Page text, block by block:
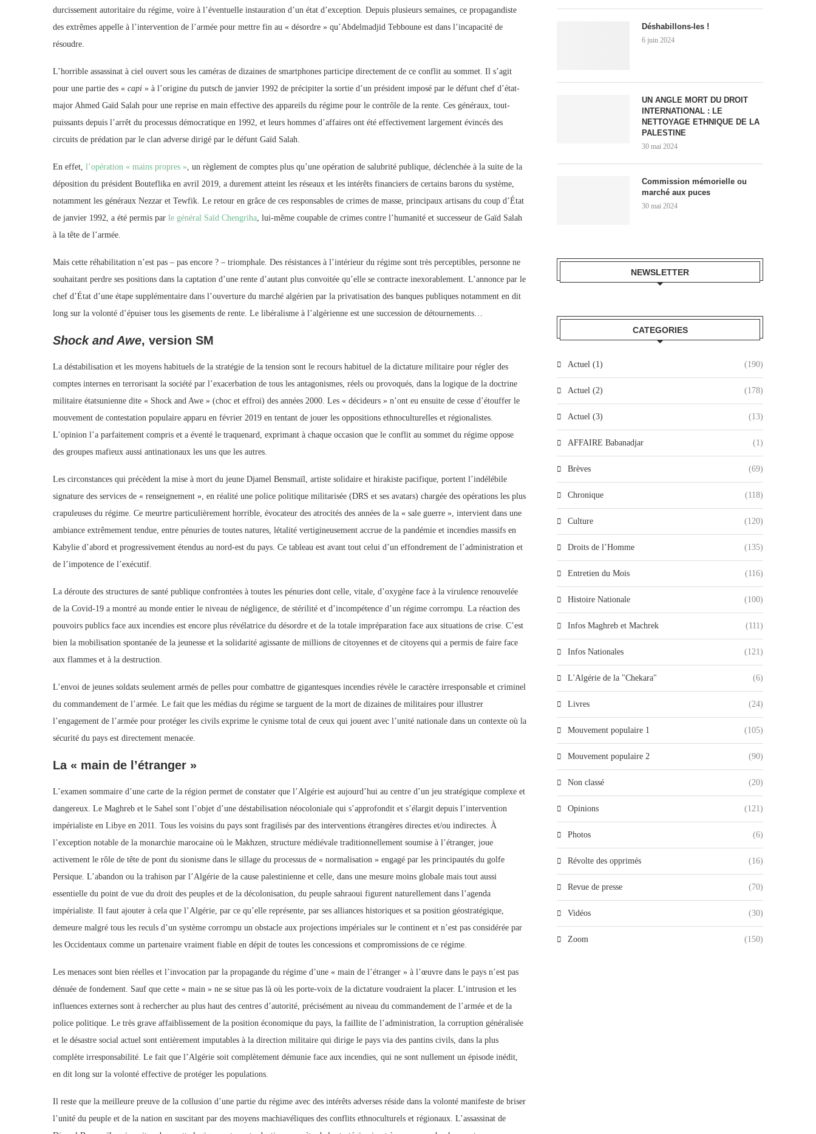
durcissement autoritaire du régime, voire à l’éventuelle instauration d’un état d’exception. Depuis plusieurs semaines, ce propagandiste
des extrêmes appelle à l’intervention de l’armée pour mettre fin au « désordre » qu’Abdelmadjid Tebboune est dans l’incapacité de
résoudre.
L’horrible assassinat à ciel ouvert sous les caméras de dizaines de smartphones participe directement de ce conflit au sommet. Il s’agit
pour une partie des « capi » à l’origine du putsch de janvier 1992 de précipiter la sortie d’un président imposé par le défunt chef d’état-
major Ahmed Gaïd Salah pour une reprise en main effective des appareils du régime pour le contrôle de la rente. Ces généraux, tout-
puissants depuis l’arrêt du processus démocratique en 1992, et leurs hommes d’affaires ont été effectivement largement évincés des
circuits de prédation par le clan adverse dirigé par le défunt Gaïd Salah.
En effet, l’opération « mains propres », un règlement de comptes plus qu’une opération de salubrité publique, déclenchée à la suite de la
déposition du président Bouteflika en avril 2019, a durement atteint les réseaux et les intérêts financiers de certains barons du système,
notamment les généraux Nezzar et Tewfik. Le retour en grâce de ces responsables de crimes de masse, principaux artisans du coup d’État
de janvier 1992, a été permis par le général Saïd Chengriha, lui-même coupable de crimes contre l’humanité et successeur de Gaïd Salah
à la tête de l’armée.
Mais cette réhabilitation n’est pas – pas encore ? – triomphale. Des résistances à l’intérieur du régime sont très perceptibles, personne ne
souhaitant perdre ses positions dans la captation d’une rente d’autant plus convoitée qu’elle se contracte inexorablement. L’annonce par le
chef d’État d’une étape supplémentaire dans l’ouverture du marché algérien par la privatisation des banques publiques notamment en dit
long sur la volonté d’épuiser tous les gisements de rente. Le libéralisme à l’algérienne est une succession de détournements…
Shock and Awe, version SM
La déstabilisation et les moyens habituels de la stratégie de la tension sont le recours habituel de la dictature militaire pour régler des
comptes internes en terrorisant la société par l’exacerbation de tous les antagonismes, réels ou provoqués, dans la logique de la doctrine
militaire étatsunienne dite « Shock and Awe » (choc et effroi) des années 2000. Les « décideurs » n’ont eu ensuite de cesse d’étouffer le
mouvement de contestation populaire apparu en février 2019 en tentant de jouer les oppositions ethnoculturelles et régionalistes.
L’opinion l’a parfaitement compris et a éventé le traquenard, exprimant à chaque occasion que le conflit au sommet du régime oppose
des groupes mafieux aussi antinationaux les uns que les autres.
Les circonstances qui précèdent la mise à mort du jeune Djamel Bensmaïl, artiste solidaire et hirakiste pacifique, portent l’indélébile
signature des services de « renseignement », en réalité une police politique militarisée (DRS et ses avatars) chargée des opérations les plus
crapuleuses du régime. Ce meurtre particulièrement horrible, évocateur des atrocités des années de la « sale guerre », intervient dans une
ambiance extrêmement tendue, entre pénuries de toutes natures, létalité vertigineusement accrue de la pandémie et incendies massifs en
Kabylie d’abord et progressivement étendus au nord-est du pays. Ce tableau est avant tout celui d’un effondrement de l’administration et
de l’impotence de l’exécutif.
La déroute des structures de santé publique confrontées à toutes les pénuries dont celle, vitale, d’oxygène face à la virulence renouvelée
de la Covid-19 a montré au monde entier le niveau de négligence, de stérilité et d’incompétence d’un régime corrompu. La réaction des
pouvoirs publics face aux incendies est encore plus révélatrice du désordre et de la totale impréparation face aux situations de crise. C’est
bien la mobilisation spontanée de la jeunesse et la solidarité agissante de millions de citoyennes et de citoyens qui a permis de faire face
aux flammes et à la destruction.
L’envoi de jeunes soldats seulement armés de pelles pour combattre de gigantesques incendies révèle le caractère irresponsable et criminel
du commandement de l’armée. Le fait que les médias du régime se targuent de la mort de dizaines de militaires pour illustrer
l’engagement de l’armée pour protéger les civils exprime le cynisme total de ceux qui jouent avec l’unité nationale dans un contexte où la
sécurité du pays est directement menacée.
La « main de l’étranger »
L’examen sommaire d’une carte de la région permet de constater que l’Algérie est aujourd’hui au centre d’un jeu stratégique complexe et
dangereux. Le Maghreb et le Sahel sont l’objet d’une déstabilisation néocoloniale qui s’approfondit et s’élargit depuis l’intervention
impérialiste en Libye en 2011. Tous les voisins du pays sont fragilisés par des interventions étrangères directes et/ou indirectes. À
l’exception notable de la monarchie marocaine où le Makhzen, structure médiévale traditionnellement soumise à l’étranger, joue
activement le rôle de tête de pont du sionisme dans le sillage du processus de « normalisation » engagé par les principautés du golfe
Persique. L’abandon ou la trahison par l’Algérie de la cause palestinienne et celle, dans une mesure moins globale mais tout aussi
essentielle du point de vue du droit des peuples et de la décolonisation, du peuple sahraoui figurent naturellement dans l’agenda
impérialiste. Il faut ajouter à cela que l’Algérie, par ce qu’elle représente, par ses alliances historiques et sa position géostratégique,
demeure malgré tous les reculs d’un système corrompu un obstacle aux projections impériales sur le continent et n’est pas considérée par
les Occidentaux comme un partenaire vraiment fiable en dépit de toutes les concessions et compromissions de ce régime.
Les menaces sont bien réelles et l’invocation par la propagande du régime d’une « main de l’étranger » à l’œuvre dans le pays n’est pas
dénuée de fondement. Sauf que cette « main » ne se situe pas là où les porte-voix de la dictature voudraient la placer. L’intrusion et les
influences externes sont à rechercher au plus haut des centres d’autorité, précisément au niveau du commandement de l’armée et de la
police politique. Le très grave affaiblissement de la position économique du pays, la faillite de l’administration, la corruption généralisée
et le désastre social actuel sont entièrement imputables à la direction militaire qui dirige le pays via des pantins civils, dans la plus
complète irresponsabilité. Le fait que l’Algérie soit complètement démunie face aux incendies, qui ne sont nullement un épisode inédit,
en dit long sur la volonté effective de protéger les populations.
Il reste que la meilleure preuve de la collusion d’une partie du régime avec des intérêts adverses réside dans la volonté manifeste de briser
l’unité du peuple et de la nation en suscitant par des moyens machiavéliques des conflits ethnoculturels et régionaux. L’assassinat de
Déshabillons-les !
6 juin 2024
UN ANGLE MORT DU DROIT
INTERNATIONAL : LE
NETTOYAGE ETHNIQUE DE LA
PALESTINE
30 mai 2024
Commission mémorielle ou
marché aux puces
30 mai 2024
NEWSLETTER
CATEGORIES
Actuel (1) (190)
Actuel (2) (178)
Actuel (3) (13)
AFFAIRE Babanadjar (1)
Brèves (69)
Chronique (118)
Culture (120)
Droits de l’Homme (135)
Entretien du Mois (116)
Histoire Nationale (100)
Infos Maghreb et Machrek (111)
Infos Nationales (121)
L'Algérie de la "Chekara" (6)
Livres (24)
Mouvement populaire 1 (105)
Mouvement populaire 2 (90)
Non classé (20)
Opinions (121)
Photos (6)
Révolte des opprimés (16)
Revue de presse (70)
Vidéos (30)
Zoom (150)